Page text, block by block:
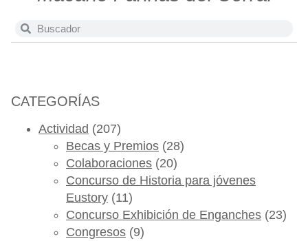
CATEGORÍAS
Actividad (207)
Becas y Premios (28)
Colaboraciones (20)
Concurso de Historia para jóvenes
Eustory (11)
Concurso Exhibición de Enganches (23)
Congresos (9)